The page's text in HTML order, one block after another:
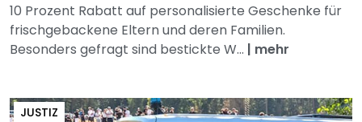
10 Prozent Rabatt auf personalisierte Geschenke für
frischgebackene Eltern und deren Familien.
Besonders gefragt sind bestickte W... | mehr
JUSTIZ